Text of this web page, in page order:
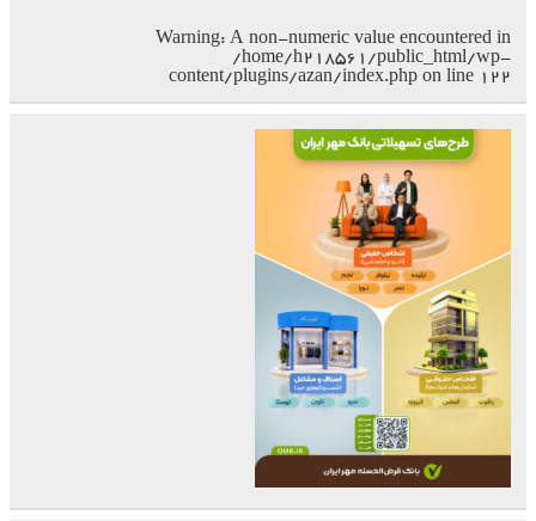
Warning: A non-numeric value encountered in
/home/h218561/public_html/wp-
content/plugins/azan/index.phpon line ۱۲۲